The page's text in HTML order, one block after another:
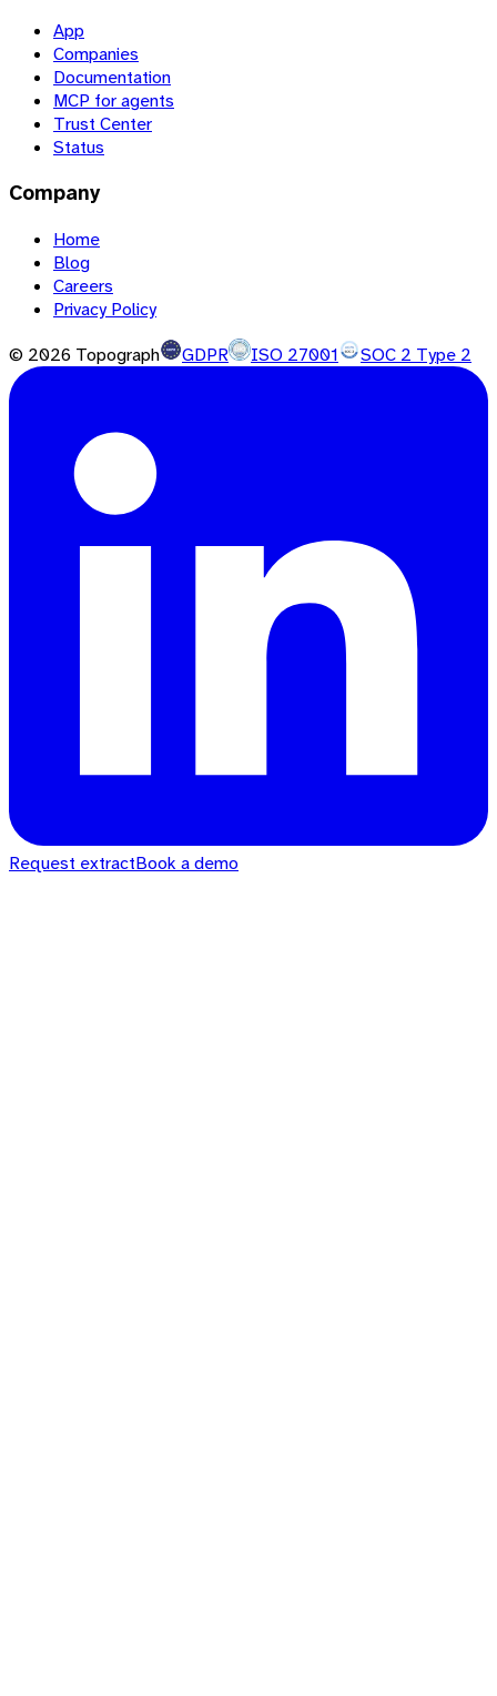
App
Companies
Documentation
MCP for agents
Trust Center
Status
Company
Home
Blog
Careers
Privacy Policy
© 2026 Topograph GDPR ISO 27001 SOC 2 Type 2
Request extractBook a demo